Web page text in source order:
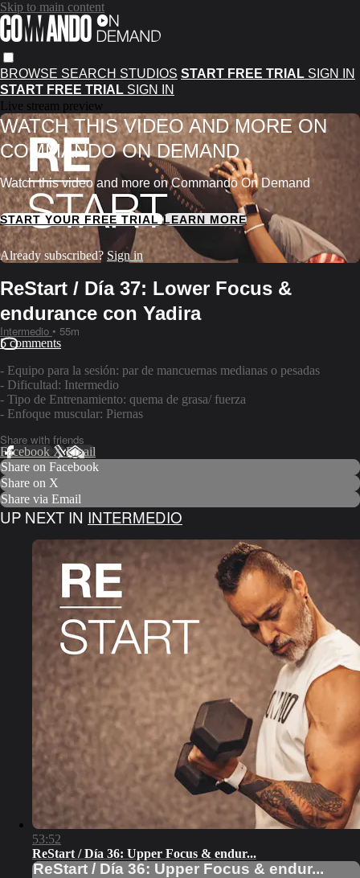
Skip to main content
BROWSE SEARCH STUDIOS START FREE TRIAL SIGN IN
START FREE TRIAL SIGN IN
Live stream preview
WATCH THIS VIDEO AND MORE ON
COMMANDO ON DEMAND
Watch this video and more on Commando On Demand
START YOUR FREE TRIALLEARN MORE
Already subscribed? Sign in
ReStart / Día 37: Lower Focus &
endurance con Yadira
Intermedio • 55m
5 comments
- Equipo para la sesión: par de mancuernas medianas o pesadas
- Dificultad: Intermedio
- Tipo de Entrenamiento: quema de grasa/ fuerza
- Enfoque muscular: Piernas
Share with friends
Facebook XEmail
Share on Facebook
Share on X
Share via Email
UP NEXT IN INTERMEDIO
53:52
ReStart / Día 36: Upper Focus & endur...
ReStart / Día 36: Upper Focus & endur...